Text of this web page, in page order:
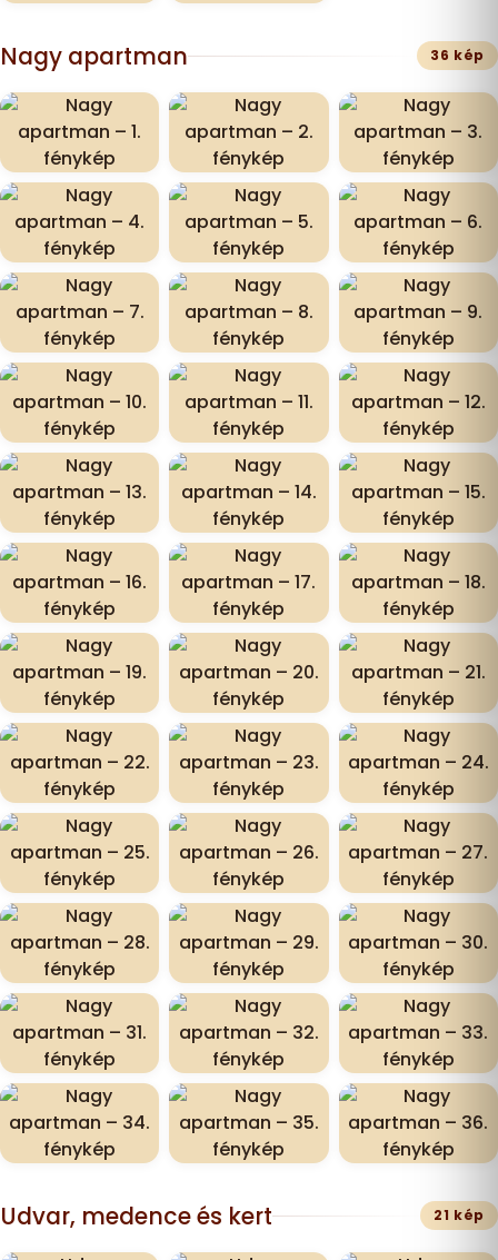
Nagy apartman 36 kép
Udvar, medence és kert 21 kép